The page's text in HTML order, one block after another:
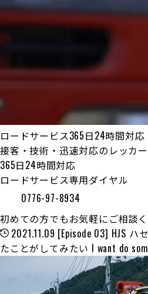
ロードサービス365日24時間対応
接客・技術・迅速対応のレッカ
365日24時間対応
ロードサービス専用ダイヤル
0776-97-8934
初めての方でもお気軽にご相談
2021.11.09 [Episode 03] HJS ハ
たことがしてみたい I want do